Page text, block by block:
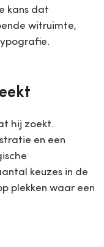
kans dat
witruimte,
hij zoekt.
en een
keuzes in de
plekken waar een